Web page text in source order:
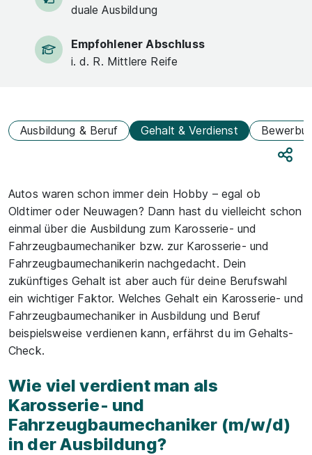
duale Ausbildung
Empfohlener Abschluss
i. d. R. Mittlere Reife
Ausbildung & Beruf Gehalt & Verdienst
Autos waren schon immer dein Hobby – egal ob
Oldtimer oder Neuwagen? Dann hast du vielleicht schon
einmal über die Ausbildung zum Karosserie- und
Fahrzeugbaumechaniker bzw. zur Karosserie- und
Fahrzeugbaumechanikerin nachgedacht. Dein
zukünftiges Gehalt ist aber auch für deine Berufswahl
ein wichtiger Faktor. Welches Gehalt ein Karosserie- und
Fahrzeugbaumechaniker in Ausbildung und Beruf
beispielsweise verdienen kann, erfährst du im Gehalts-
Check.
Wie viel verdient man als
Karosserie- und
Fahrzeugbaumechaniker (m/w/d)
in der Ausbildung?